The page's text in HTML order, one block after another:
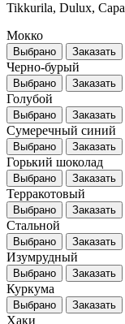
Tikkurila, Dulux,
Мокко
Выбрано Заказать
Черно-бурый
Выбрано Заказать
Голубой
Выбрано Заказать
Сумеречный синий
Выбрано Заказать
Горький шоколад
Выбрано Заказать
Терракотовый
Выбрано Заказать
Стальной
Выбрано Заказать
Изумрудный
Выбрано Заказать
Куркума
Выбрано Заказать
Хаки